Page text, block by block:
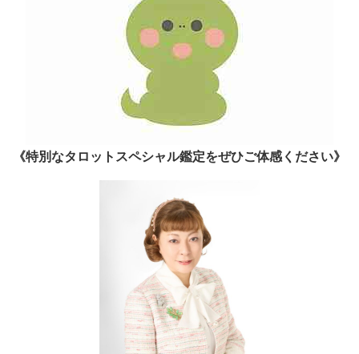
《特別なタロットスペシャル鑑定をぜひご体感ください》